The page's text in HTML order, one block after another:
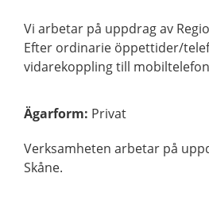
Vi arbetar på uppdrag av
Efter ordinarie öppettider/
vidarekoppling till
Ägarform: Privat
Verksamheten arbetar på
Skåne.